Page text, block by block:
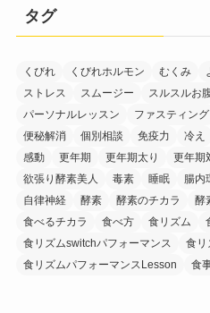
タグ
くびれ くびれホルモン むくみ
ストレス
スムージー スルスルお
パーソナルレッスン
ファスティング
便秘解消
個別相談 免疫力 冷え
感動
更年期 更年期太り 更年期
欲張り酵素美人
毒素 睡眠 腸内
自律神経
酵素 酵素のチカラ 酵
食べるチカラ
食べ方 食リズム
食リズムswitchパフォーマンス
食リ
食リズムパフォーマンスLesson
食